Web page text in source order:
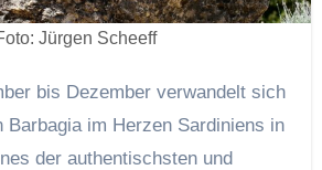
Jürgen Scheeff
bis Dezember verwandelt sich
Barbagia im Herzen Sardiniens in
der authentischsten und